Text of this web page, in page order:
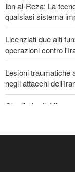
Ibn al-Reza: La
qualsiasi sistema
Licenziati due alti
operazioni contro
Lesioni traumatiche
negli attacchi
Gharibabadi: